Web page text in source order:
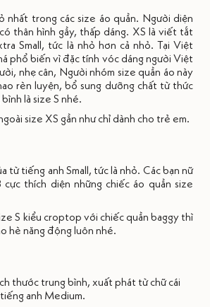
nhất trong các size áo quần. Người diện
thân hình gầy, thấp dáng. XS là viết tắt
Small, tức là nhỏ hơn cả nhỏ. Tại Việt
phổ biến vì đặc tính vóc dáng người Việt
nhẹ cân, Người nhóm size quần áo này
rèn luyện, bổ sung dưỡng chất từ thức
là size S nhé.
size XS gần như chỉ dành cho trẻ em.
từ tiếng anh Small, tức là nhỏ. Các bạn nữ
cực thích diện những chiếc áo quần size
S kiểu croptop với chiếc quần baggy thì
hè năng động luôn nhé.
thước trung bình, xuất phát từ chữ cái
anh Medium.